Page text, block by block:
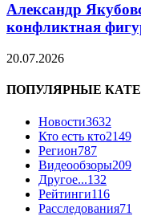
Александр
конфликтная
20.07.2026
ПОПУЛЯРНЫЕ
Новости3632
Кто есть кто2149
Регион787
Видеообзоры209
Другое...132
Рейтинги116
Расследования71